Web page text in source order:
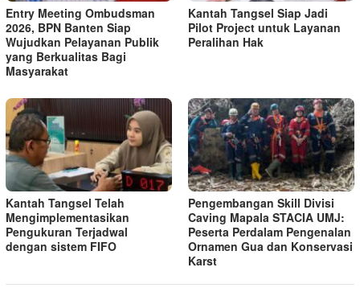
Entry Meeting Ombudsman
2026, BPN Banten Siap
Wujudkan Pelayanan Publik
yang Berkualitas Bagi
Masyarakat
Kantah Tangsel Siap Jadi
Pilot Project untuk Layanan
Peralihan Hak
Kantah Tangsel Telah
Mengimplementasikan
Pengukuran Terjadwal
dengan sistem FIFO
Pengembangan Skill Divisi
Caving Mapala STACIA UMJ:
Peserta Perdalam Pengenalan
Ornamen Gua dan Konservasi
Karst